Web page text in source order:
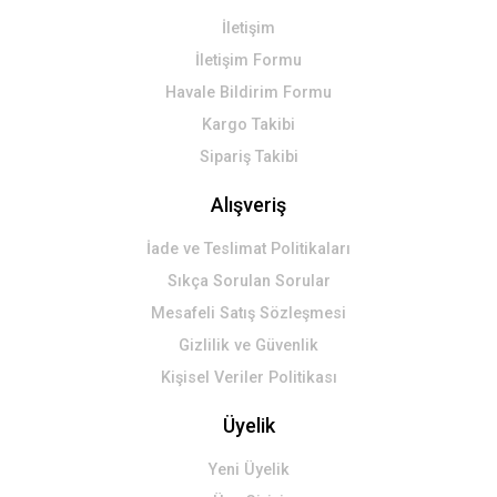
Gönder
İletişim
İletişim Formu
Havale Bildirim Formu
Kargo Takibi
Sipariş Takibi
Alışveriş
İade ve Teslimat Politikaları
Sıkça Sorulan Sorular
Mesafeli Satış Sözleşmesi
Gizlilik ve Güvenlik
Kişisel Veriler Politikası
Üyelik
Yeni Üyelik